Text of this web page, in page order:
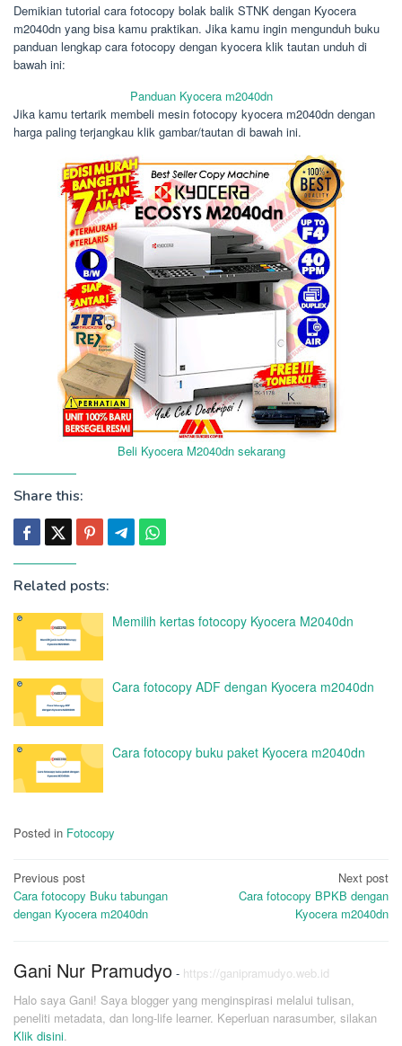
Demikian tutorial cara fotocopy bolak balik STNK dengan Kyocera
m2040dn yang bisa kamu praktikan. Jika kamu ingin mengunduh buku
panduan lengkap cara fotocopy dengan kyocera klik tautan unduh di
bawah ini:
Panduan Kyocera m2040dn
Jika kamu tertarik membeli mesin fotocopy kyocera m2040dn dengan
harga paling terjangkau klik gambar/tautan di bawah ini.
Beli Kyocera M2040dn sekarang
Share this:
Related posts:
Memilih kertas fotocopy Kyocera M2040dn
Cara fotocopy ADF dengan Kyocera m2040dn
Cara fotocopy buku paket Kyocera m2040dn
Posted in Fotocopy
Post
navigation
Previous post
Cara fotocopy Buku tabungan
dengan Kyocera m2040dn
Next post
Cara fotocopy BPKB dengan
Kyocera m2040dn
Gani Nur Pramudyo - https://ganipramudyo.web.id
Halo saya Gani! Saya blogger yang menginspirasi melalui tulisan,
peneliti metadata, dan long-life learner. Keperluan narasumber, silakan
Klik disini.